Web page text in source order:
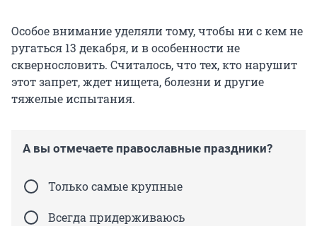
Особое внимание уделяли тому, чтобы ни с кем не
ругаться 13 декабря, и в особенности не
сквернословить. Считалось, что тех, кто нарушит
этот запрет, ждет нищета, болезни и другие
тяжелые испытания.
А вы отмечаете православные праздники?
Только самые крупные
Всегда придерживаюсь